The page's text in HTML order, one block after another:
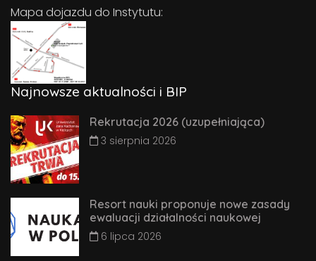
Mapa dojazdu do Instytutu:
Najnowsze aktualności i BIP
Rekrutacja 2026 (uzupełniająca)
3 sierpnia 2026
Resort nauki proponuje nowe zasady
ewaluacji działalności naukowej
6 lipca 2026